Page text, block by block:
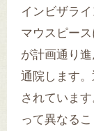
インビザラ
マウスピー
が計画通り
通院します
されていま
って異なる